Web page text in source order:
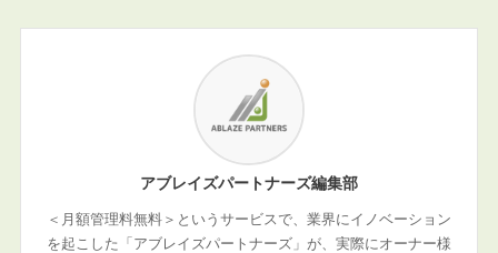
アブレイズパートナーズ編集部
＜月額管理料無料＞というサービスで、業界にイノベーション
を起こした「アブレイズパートナーズ」が、実際にオーナー様